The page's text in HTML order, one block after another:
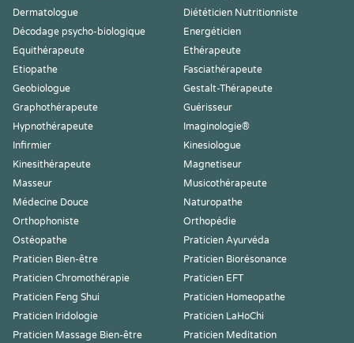
Dermatologue
Diététicien Nutritionniste
Décodage psycho-biologique
Energéticien
Equithérapeute
Ethérapeute
Etiopathe
Fasciathérapeute
Geobiologue
Gestalt-Thérapeute
Graphothérapeute
Guérisseur
Hypnothérapeute
Imaginologie®
Infirmier
Kinesiologue
Kinesithérapeute
Magnetiseur
Masseur
Musicothérapeute
Médecine Douce
Naturopathe
Orthophoniste
Orthopédie
Ostéopathe
Praticien Ayurvéda
Praticien Bien-être
Praticien Biorésonance
Praticien Chromothérapie
Praticien EFT
Praticien Feng Shui
Praticien Homeopathe
Praticien Iridologie
Praticien LaHoChi
Praticien Massage Bien-être
Praticien Meditation